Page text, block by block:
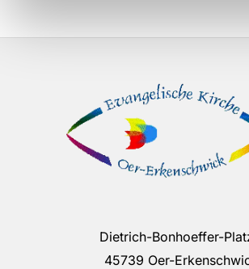
Dietrich-Bonhoeffer-
45739 Oer-